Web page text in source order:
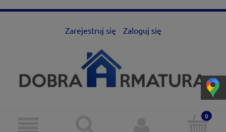
Zarejestruj się Zaloguj się